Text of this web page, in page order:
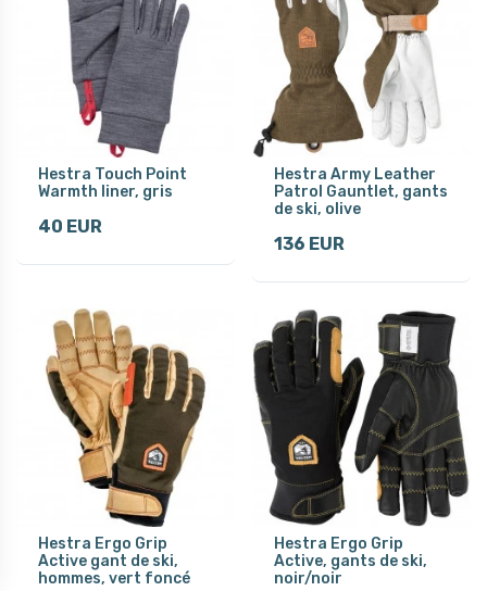
Hestra Touch Point
Warmth liner, gris
40 EUR
Hestra Army Leather
Patrol Gauntlet, gants
de ski, olive
136 EUR
Hestra Ergo Grip
Active gant de ski,
hommes, vert foncé
Hestra Ergo Grip
Active, gants de ski,
noir/noir